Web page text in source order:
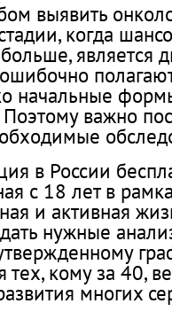
выявить
когда
является
начальные
важно
в России
с 18 лет в
и активная
нужные
кому за 40,
многих